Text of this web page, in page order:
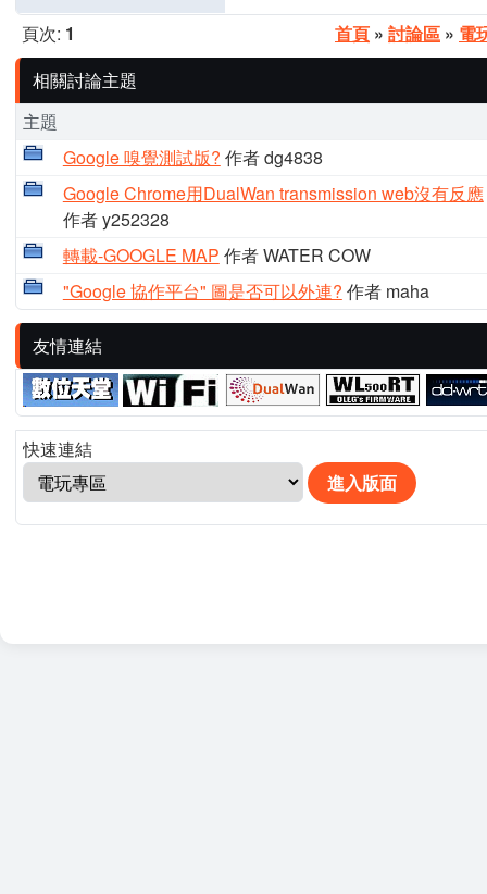
頁次: 1 首頁 » 討論區 » 電
相關討論主題
主題
Google 嗅覺測試版? 作者 dg4838
Google Chrome用DualWan transmission web沒有反應
作者 y252328
轉載-GOOGLE MAP 作者 WATER COW
"Google 協作平台" 圖是否可以外連? 作者 maha
友情連結
快速連結